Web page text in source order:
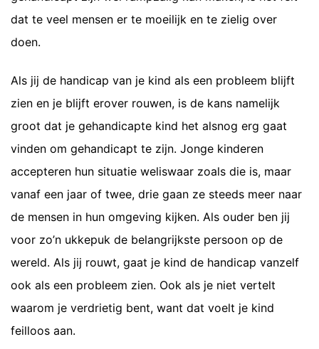
dat te veel mensen er te moeilijk en te zielig over
doen.
Als jij de handicap van je kind als een probleem blijft
zien en je blijft erover rouwen, is de kans namelijk
groot dat je gehandicapte kind het alsnog erg gaat
vinden om gehandicapt te zijn. Jonge kinderen
accepteren hun situatie weliswaar zoals die is, maar
vanaf een jaar of twee, drie gaan ze steeds meer naar
de mensen in hun omgeving kijken. Als ouder ben jij
voor zo’n ukkepuk de belangrijkste persoon op de
wereld. Als jij rouwt, gaat je kind de handicap vanzelf
ook als een probleem zien. Ook als je niet vertelt
waarom je verdrietig bent, want dat voelt je kind
feilloos aan.